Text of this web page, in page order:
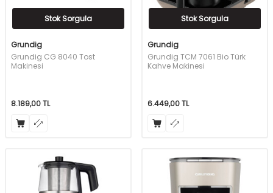
Stok Sorgula
Grundig
Grundig CG 8040 Tost
Makinesi
8.189,00TL
Stok Sorgula
Grundig
Grundig TCM 7061 Bio Türk
Kahve Makinesi
6.449,00TL